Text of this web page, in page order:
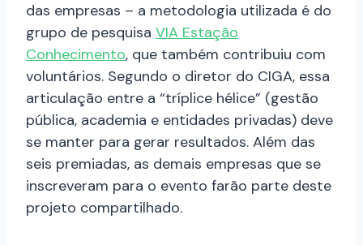
das empresas – a metodologia utilizada é do
grupo de pesquisa VIA Estação
Conhecimento, que também contribuiu com
voluntários. Segundo o diretor do CIGA, essa
articulação entre a “tríplice hélice” (gestão
pública, academia e entidades privadas) deve
se manter para gerar resultados. Além das
seis premiadas, as demais empresas que se
inscreveram para o evento farão parte deste
projeto compartilhado.